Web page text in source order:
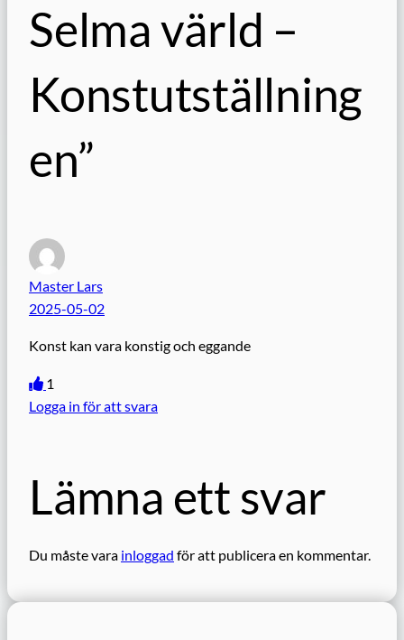
Selma värld –
Konstutställning
en”
Master Lars
2025-05-02
Konst kan vara konstig och eggande
1
Logga in för att svara
Lämna ett svar
Du måste vara inloggad för att publicera en kommentar.